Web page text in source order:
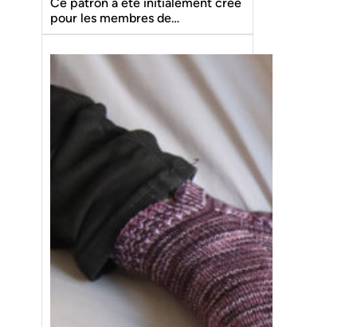
pour les membres de…